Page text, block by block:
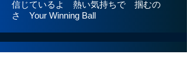
信じているよ 熱い気持ちで 掴むの
さ Your Winning Ball